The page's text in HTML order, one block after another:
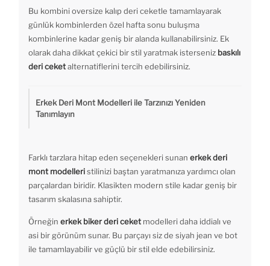
Bu kombini oversize kalıp deri ceketle tamamlayarak
günlük kombinlerden özel hafta sonu buluşma
kombinlerine kadar geniş bir alanda kullanabilirsiniz. Ek
olarak daha dikkat çekici bir stil yaratmak isterseniz baskılı
deri ceketalternatiflerini tercih edebilirsiniz.
Erkek Deri Mont Modelleri ile Tarzınızı Yeniden
Tanımlayın
Farklı tarzlara hitap eden seçenekleri sunan erkek deri
mont modelleristilinizi baştan yaratmanıza yardımcı olan
parçalardan biridir. Klasikten modern stile kadar geniş bir
tasarım skalasına sahiptir.
Örneğin erkek biker deri ceket modelleri daha iddialı ve
asi bir görünüm sunar. Bu parçayı siz de siyah jean ve bot
ile tamamlayabilir ve güçlü bir stil elde edebilirsiniz.